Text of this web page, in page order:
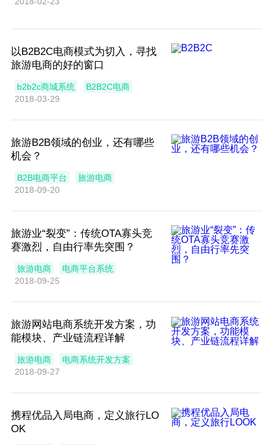
以B2B2C电商模式为切入，寻找
旅游电商的好的窗口
b2b2c商城系统
B2B2C电商
2018-03-29
旅游B2B领域的创业，还有哪些
机会？
B2B电商平台
旅游电商
2018-09-20
旅游业“裂变”：传统OTA寡头竞
赛激烈，自由行率先突围？
旅游电商
电商平台系统
2018-09-25
旅游网站电商系统开发方案，功
能模块、产业链流程详解
旅游电商
电商系统开发方案
2018-09-27
携程优品入局电商，定义旅行LO
OK